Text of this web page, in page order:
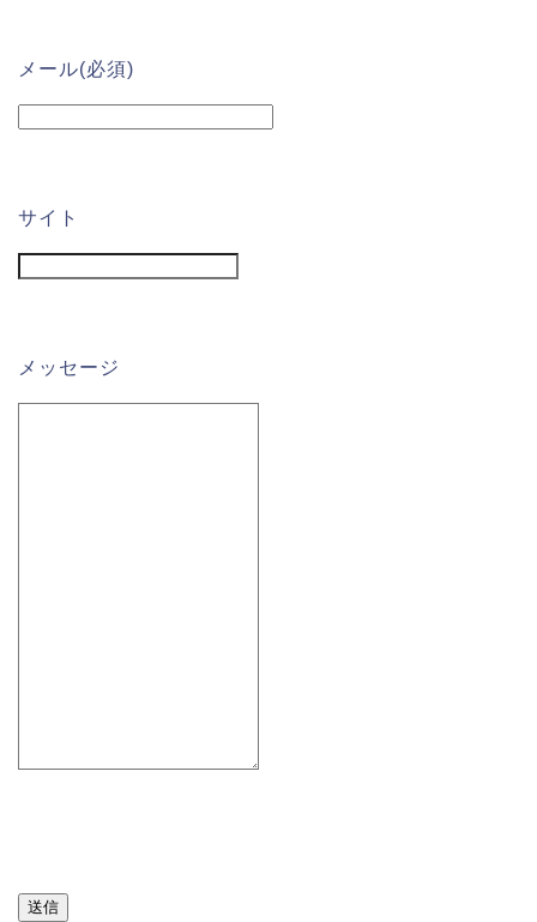
メール(必須)
サイト
メッセージ
送信